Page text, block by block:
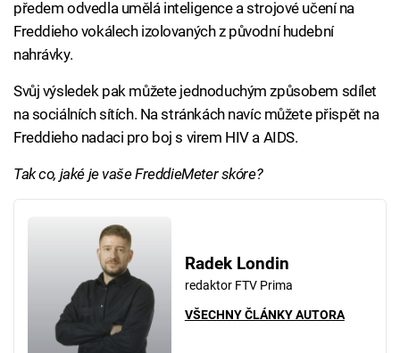
předem odvedla umělá inteligence a strojové učení na
Freddieho vokálech izolovaných z původní hudební
nahrávky.
Svůj výsledek pak můžete jednoduchým způsobem sdílet
na sociálních sítích. Na stránkách navíc můžete přispět na
Freddieho nadaci pro boj s virem HIV a AIDS.
Tak co, jaké je vaše FreddieMeter skóre?
Radek Londin
redaktor FTV Prima
VŠECHNY ČLÁNKY AUTORA